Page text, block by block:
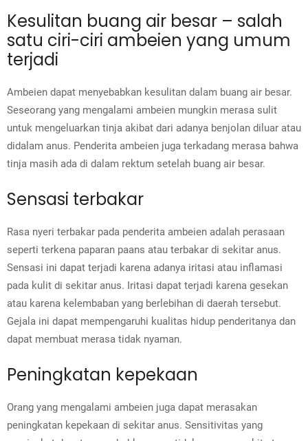
Kesulitan buang air besar – salah
satu ciri-ciri ambeien yang umum
terjadi
Ambeien dapat menyebabkan kesulitan dalam buang air besar.
Seseorang yang mengalami ambeien mungkin merasa sulit
untuk mengeluarkan tinja akibat dari adanya benjolan diluar atau
didalam anus. Penderita ambeien juga terkadang merasa bahwa
tinja masih ada di dalam rektum setelah buang air besar.
Sensasi terbakar
Rasa nyeri terbakar pada penderita ambeien adalah perasaan
seperti terkena paparan paans atau terbakar di sekitar anus.
Sensasi ini dapat terjadi karena adanya iritasi atau inflamasi
pada kulit di sekitar anus. Iritasi dapat terjadi karena gesekan
atau karena kelembaban yang berlebihan di daerah tersebut.
Gejala ini dapat mempengaruhi kualitas hidup penderitanya dan
dapat membuat merasa tidak nyaman.
Peningkatan kepekaan
Orang yang mengalami ambeien juga dapat merasakan
peningkatan kepekaan di sekitar anus. Sensitivitas yang